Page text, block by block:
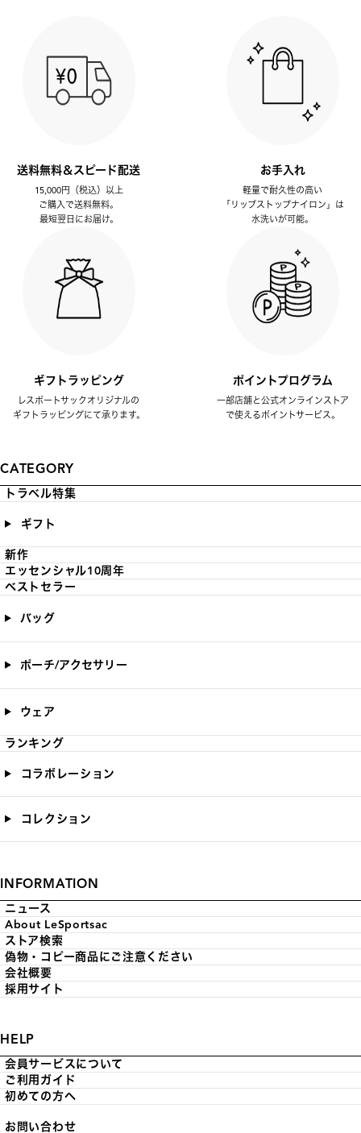
送料無料＆スピード配送
15,000円（税込）以上
ご購入で送料無料。
最短翌日にお届け。
お手入れ
軽量で耐久性の高い
「リップストップナイロン」は
水洗いが可能。
ギフトラッピング
レスポートサックオリジナルの
ギフトラッピングにて承ります。
ポイントプログラム
一部店舗と公式オンラインストア
で使えるポイントサービス。
CATEGORY
トラベル特集
ギフト
新作
エッセンシャル10周年
ベストセラー
バッグ
ポーチ/アクセサリー
ウェア
ランキング
コラボレーション
コレクション
INFORMATION
ニュース
About LeSportsac
ストア検索
偽物・コピー商品にご注意ください
会社概要
採用サイト
HELP
会員サービスについて
ご利用ガイド
初めての方へ
お問い合わせ